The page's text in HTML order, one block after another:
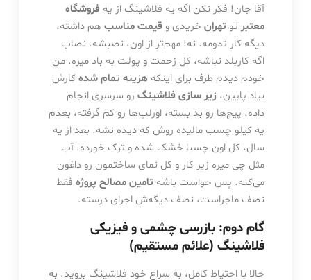
آقا جان! فکر نکن اگه یه فلاشینگ از یه فروشگاه
معتبرتو تهرانخریدی و قیمت مناسبهم داشته،
دیگه کار تمومه. نه! مهم‌تر از اون، نصبشه. نصاب
اگه کاربلد نباشه، کل زحمت و پولت به باد میره. من
خودم دیدم طرف برای اینکه هزینه تمام شدهکارش
بیاد پایین، زیر سازی فلاشینگرو سرسری انجام
داده. پیچ‌ها رو بد بسته، اورلپ‌ها رو کم گرفته، بعدم
یه کیلو چسب مالیده روش که دیده نشه. بعد از یه
سال، کل اون چسبا خشک شده و ترک خورده. آب
مثل چی میره زیر کار و کل نمای ساختمون رو داغون
می‌کنه. پس حواست باشه تامین مصالح پروژهفقط
نصف ماجراست، نصف دیگه‌ش اجرای درسته.
گام دوم: بازرسی چشمی و فیزیکی
فلاشینگ (علائم مستقیم)
حالا با احتیاط کامل، به سراغ خود فلاشینگ بروید. به